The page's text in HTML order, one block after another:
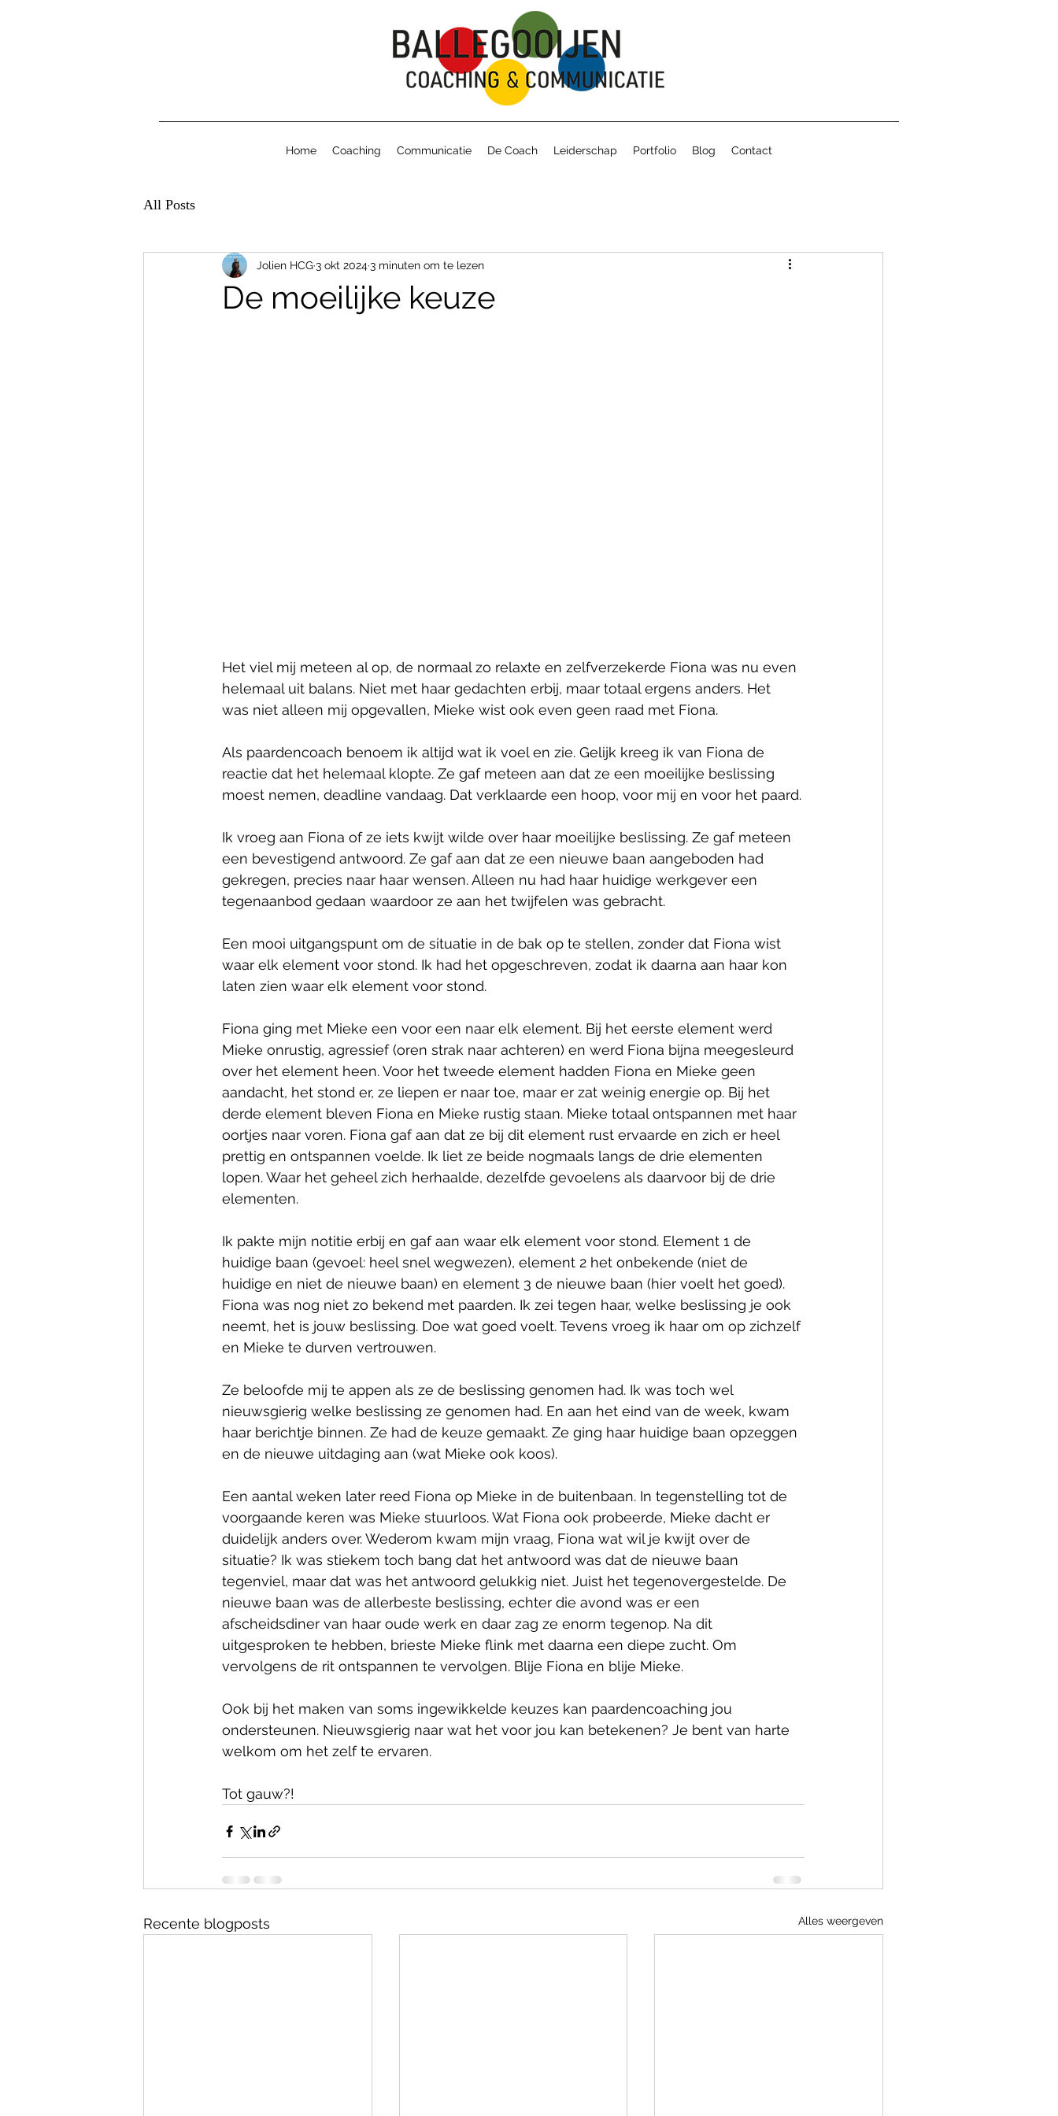
Home Coaching Communicatie De Coach Leiderschap Portfolio Blog Contact
All Posts
De moeilijke keuze
Jolien HCG3 okt 20243 minuten om te lezen
Het viel mij meteen al op, de normaal zo relaxte en zelfverzekerde Fiona was nu even
helemaal uit balans. Niet met haar gedachten erbij, maar totaal ergens anders. Het
was niet alleen mij opgevallen, Mieke wist ook even geen raad met Fiona.
Als paardencoach benoem ik altijd wat ik voel en zie. Gelijk kreeg ik van Fiona de
reactie dat het helemaal klopte. Ze gaf meteen aan dat ze een moeilijke beslissing
moest nemen, deadline vandaag. Dat verklaarde een hoop, voor mij en voor het paard.
Ik vroeg aan Fiona of ze iets kwijt wilde over haar moeilijke beslissing. Ze gaf meteen
een bevestigend antwoord. Ze gaf aan dat ze een nieuwe baan aangeboden had
gekregen, precies naar haar wensen. Alleen nu had haar huidige werkgever een
tegenaanbod gedaan waardoor ze aan het twijfelen was gebracht.
Een mooi uitgangspunt om de situatie in de bak op te stellen, zonder dat Fiona wist
waar elk element voor stond. Ik had het opgeschreven, zodat ik daarna aan haar kon
laten zien waar elk element voor stond.
Fiona ging met Mieke een voor een naar elk element. Bij het eerste element werd
Mieke onrustig, agressief (oren strak naar achteren) en werd Fiona bijna meegesleurd
over het element heen. Voor het tweede element hadden Fiona en Mieke geen
aandacht, het stond er, ze liepen er naar toe, maar er zat weinig energie op. Bij het
derde element bleven Fiona en Mieke rustig staan. Mieke totaal ontspannen met haar
oortjes naar voren. Fiona gaf aan dat ze bij dit element rust ervaarde en zich er heel
prettig en ontspannen voelde. Ik liet ze beide nogmaals langs de drie elementen
lopen. Waar het geheel zich herhaalde, dezelfde gevoelens als daarvoor bij de drie
elementen.
Ik pakte mijn notitie erbij en gaf aan waar elk element voor stond. Element 1 de
huidige baan (gevoel: heel snel wegwezen), element 2 het onbekende (niet de
huidige en niet de nieuwe baan) en element 3 de nieuwe baan (hier voelt het goed).
Fiona was nog niet zo bekend met paarden. Ik zei tegen haar, welke beslissing je ook
neemt, het is jouw beslissing. Doe wat goed voelt. Tevens vroeg ik haar om op zichzelf
en Mieke te durven vertrouwen.
Ze beloofde mij te appen als ze de beslissing genomen had. Ik was toch wel
nieuwsgierig welke beslissing ze genomen had. En aan het eind van de week, kwam
haar berichtje binnen. Ze had de keuze gemaakt. Ze ging haar huidige baan opzeggen
en de nieuwe uitdaging aan (wat Mieke ook koos).
Een aantal weken later reed Fiona op Mieke in de buitenbaan. In tegenstelling tot de
voorgaande keren was Mieke stuurloos. Wat Fiona ook probeerde, Mieke dacht er
duidelijk anders over. Wederom kwam mijn vraag, Fiona wat wil je kwijt over de
situatie? Ik was stiekem toch bang dat het antwoord was dat de nieuwe baan
tegenviel, maar dat was het antwoord gelukkig niet. Juist het tegenovergestelde. De
nieuwe baan was de allerbeste beslissing, echter die avond was er een
afscheidsdiner van haar oude werk en daar zag ze enorm tegenop. Na dit
uitgesproken te hebben, brieste Mieke flink met daarna een diepe zucht. Om
vervolgens de rit ontspannen te vervolgen. Blije Fiona en blije Mieke.
Ook bij het maken van soms ingewikkelde keuzes kan paardencoaching jou
ondersteunen. Nieuwsgierig naar wat het voor jou kan betekenen? Je bent van harte
welkom om het zelf te ervaren.
Tot gauw?!
Recente blogposts Alles weergeven